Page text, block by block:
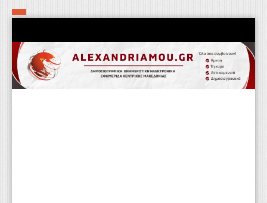
Αρχική
Τα εν δήμω εν οίκω
Πολιτιστικά-Εκκλησιαστικά